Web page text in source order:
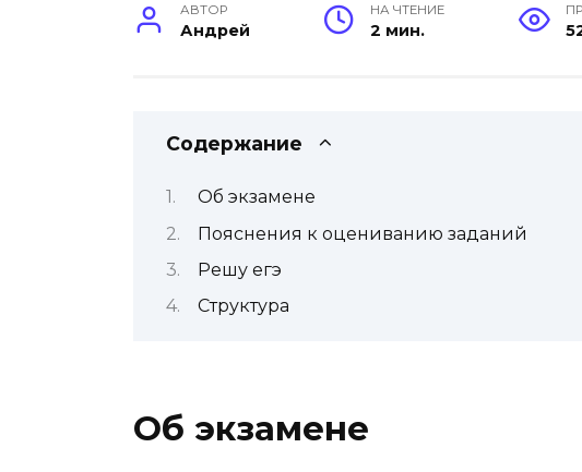
АВТОР
Андрей
НА ЧТЕНИЕ
2 мин.
Содержание
Об экзамене
Пояснения к оцениванию заданий
Решу егэ
Структура
Об экзамене